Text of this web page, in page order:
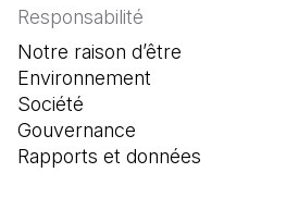
Responsabilité
Notre raison d’être
Environnement
Société
Gouvernance
Rapports et données